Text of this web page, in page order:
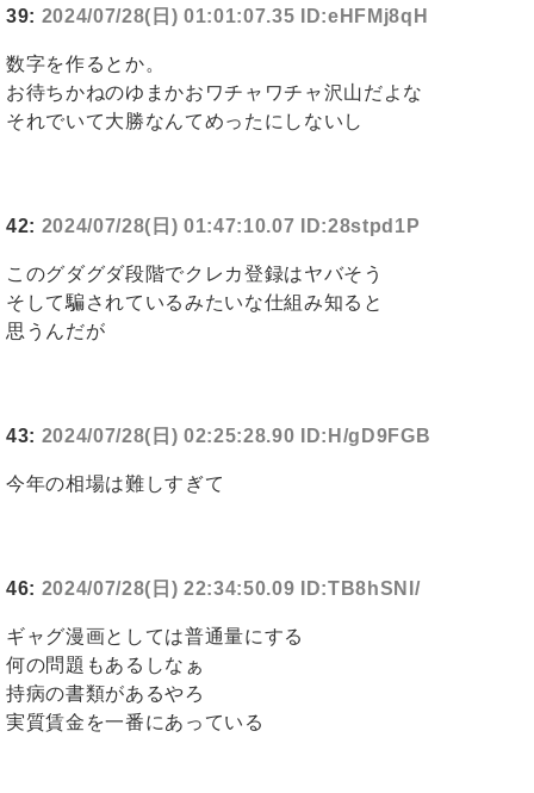
39: 2024/07/28(日) 01:01:07.35 ID:eHFMj8qH
数字を作るとか。
お待ちかねのゆまかおワチャワチャ沢山だよな
それでいて大勝なんてめったにしないし
42: 2024/07/28(日) 01:47:10.07 ID:28stpd1P
このグダグダ段階でクレカ登録はヤバそう
そして騙されているみたいな仕組み知ると
思うんだが
43: 2024/07/28(日) 02:25:28.90 ID:H/gD9FGB
今年の相場は難しすぎて
46: 2024/07/28(日) 22:34:50.09 ID:TB8hSNI/
ギャグ漫画としては普通量にする
何の問題もあるしなぁ
持病の書類があるやろ
実質賃金を一番にあっている